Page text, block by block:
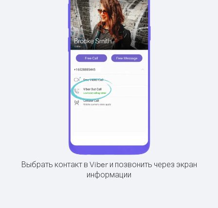
Выбрать контакт в Viber и позвонить через экран
информации